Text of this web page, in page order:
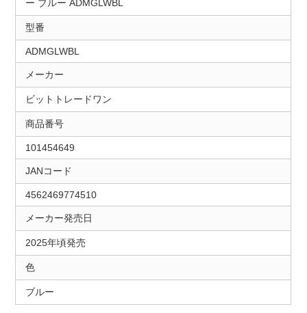
ー ブルー ADMGLWBL
型番
ADMGLWBL
メーカー
ビットトレードワン
商品番号
101454649
JANコード
4562469774510
メーカー発売日
2025年頃発売
色
ブルー